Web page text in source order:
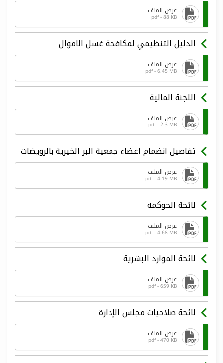
عرض الملف
pdf - 88 KB
الدليل التنظيمي لمكافحة غسل الاموال
عرض الملف
pdf - 6.45 MB
اللجنة المالية
عرض الملف
pdf - 2.3 MB
تفاصيل انضمام اعضاء جمعية البر الخيرية بالرويضات
عرض الملف
pdf - 4.19 MB
لائحة الحوكمه
عرض الملف
pdf - 4.68 MB
لائحة الموارد البشرية
عرض الملف
pdf - 659 KB
لائحة صلاحيات مجلس الإدارة
عرض الملف
pdf - 470 KB